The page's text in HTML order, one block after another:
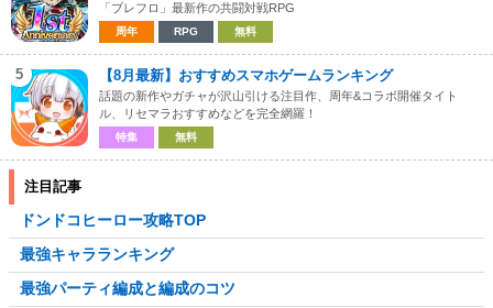
「ブレフロ」最新作の共闘対戦RPG
周年 RPG 無料
5 【8月最新】おすすめスマホゲームランキング
話題の新作やガチャが沢山引ける注目作、周年&コラボ開催タイト
ル、リセマラおすすめなどを完全網羅！
特集 無料
注目記事
ドンドコヒーロー攻略TOP
最強キャラランキング
最強パーティ編成と編成のコツ